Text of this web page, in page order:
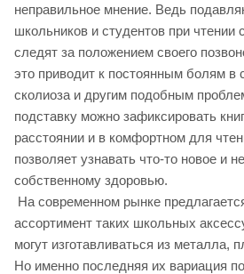
неправильное мнение. Ведь
школьников и студентов при чтении
следят за положением своего
это приводит к постоянным болям в
сколиоза и другим подобным
подставку можно зафиксировать
расстоянии и в комфортном для
позволяет узнавать что-то новое и
собственному здоровью.
На современном рынке
ассортимент таких школьных
могут изготавливаться из металла,
Но именно последняя их вариация